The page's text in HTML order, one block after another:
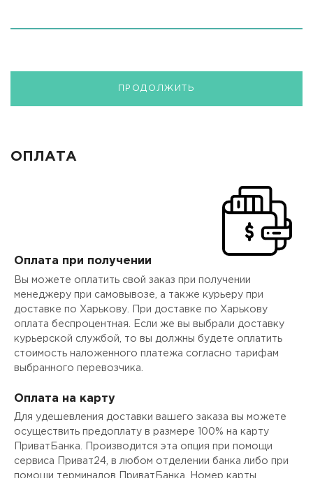
ПРОДОЛЖИТЬ
ОПЛАТА
Оплата при получении
Вы можете оплатить свой заказ при получении
менеджеру при самовывозе, а также курьеру при
доставке по Харькову. При доставке по Харькову
оплата беспроцентная. Если же вы выбрали доставку
курьерской службой, то вы должны будете оплатить
стоимость наложенного платежа согласно тарифам
выбранного перевозчика.
Оплата на карту
Для удешевления доставки вашего заказа вы можете
осуществить предоплату в размере 100% на карту
ПриватБанка. Производится эта опция при помощи
сервиса Приват24, в любом отделении банка либо при
помощи терминалов ПриватБанка. Номер карты